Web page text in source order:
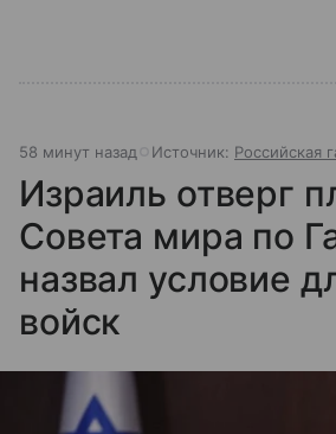
58 минут назад Источник: Российская
Израиль отверг
Совета мира по
назвал условие
войск